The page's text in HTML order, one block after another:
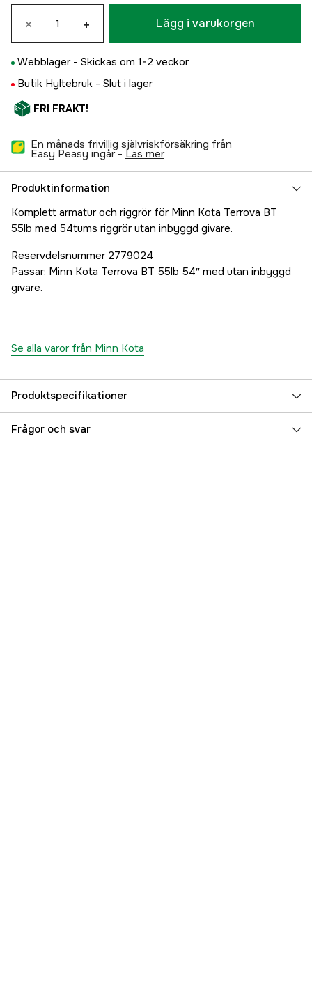
× + Lägg i varukorgen
Webblager - Skickas om 1-2 veckor
Butik Hyltebruk - Slut i lager
FRI FRAKT!
En månads frivillig självriskförsäkring från
Easy Peasy ingår - läs mer
Produktinformation
Komplett armatur och riggrör för Minn Kota Terrova BT
55lb med 54tums riggrör utan inbyggd givare.
Reservdelsnummer 2779024
Passar: Minn Kota Terrova BT 55lb 54″ med utan inbyggd
givare.
Se alla varor från Minn Kota
Produktspecifikationer
Referensnummer 5000078919
Frågor och svar